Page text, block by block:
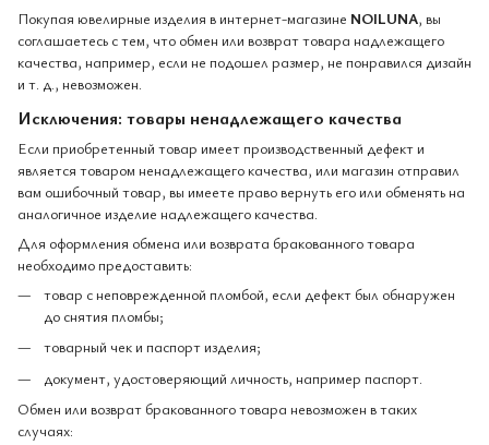
Покупая ювелирные изделия в интернет-магазине NOILUNA, вы
соглашаетесь с тем, что обмен или возврат товара надлежащего
качества, например, если не подошел размер, не понравился дизайн
и т. д., невозможен.
Исключения: товары ненадлежащего качества
Если приобретенный товар имеет производственный дефект и
является товаром ненадлежащего качества, или магазин отправил
вам ошибочный товар, вы имеете право вернуть его или обменять на
аналогичное изделие надлежащего качества.
Для оформления обмена или возврата бракованного товара
необходимо предоставить:
товар с неповрежденной пломбой, если дефект был обнаружен
до снятия пломбы;
товарный чек и паспорт изделия;
документ, удостоверяющий личность, например паспорт.
Обмен или возврат бракованного товара невозможен в таких
случаях: